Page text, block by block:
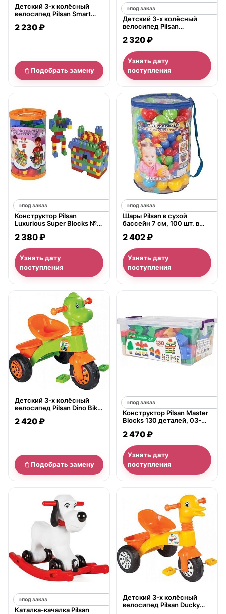
Детский 3-х колёсный
велосипед Pilsan Smart
2 230 ₽
Подобрать замену
под заказ
Детский 3-х колёсный
велосипед Pilsan
2 320 ₽
Узнать дату
поступления
под заказ
Конструктор Pilsan
Luxurious Super Blocks №3
219
2 380 ₽
Узнать дату
поступления
под заказ
Шары Pilsan в сухой
бассейн 7 см, 100 шт. в
2 402 ₽
Узнать дату
поступления
Детский 3-х колёсный
велосипед Pilsan Dino Bike
2 420 ₽
Подобрать замену
под заказ
Конструктор Pilsan Master
Blocks 130 деталей, 03-
2 470 ₽
Узнать дату
поступления
под заказ
Каталка-качалка Pilsan
Детский 3-х колёсный
велосипед Pilsan Ducky